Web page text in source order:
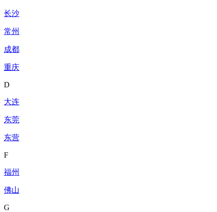
长沙
常州
成都
重庆
D
大连
东莞
东营
F
福州
佛山
G